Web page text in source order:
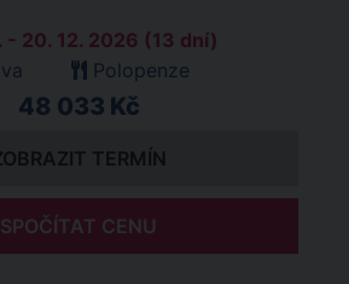
- 20. 12. 2026 (13 dní)
Polopenze
48 033 Kč
TERMÍN
SPOČÍTAT CENU